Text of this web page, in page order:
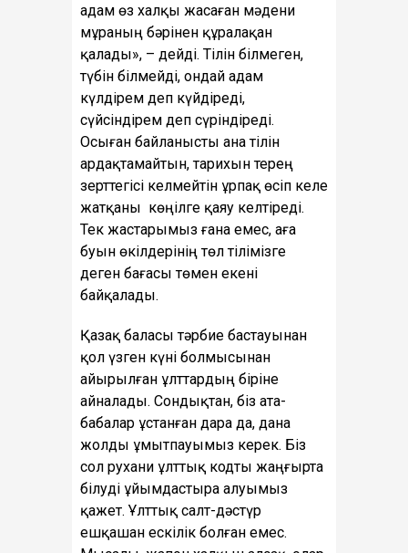
адам өз халқы жасаған мәдени
мұраның бәрінен құралақан
қалады», – дейді. Тілін білмеген,
түбін білмейді, ондай адам
күлдірем деп күйдіреді,
сүйсіндірем деп сүріндіреді.
Осыған байланысты ана тілін
ардақтамайтын, тарихын терең
зерттегісі келмейтін ұрпақ өсіп келе
жатқаны көңілге қаяу келтіреді.
Тек жастарымыз ғана емес, аға
буын өкілдерінің төл тілімізге
деген бағасы төмен екені
байқалады.
Қазақ баласы тәрбие бастауынан
қол үзген күні болмысынан
айырылған ұлттардың біріне
айналады. Сондықтан, біз ата-
бабалар ұстанған дара да, дана
жолды ұмытпауымыз керек. Біз
сол рухани ұлттық кодты жаңғырта
білуді ұйымдастыра алуымыз
қажет. Ұлттық салт-дәстүр
ешқашан ескілік болған емес.